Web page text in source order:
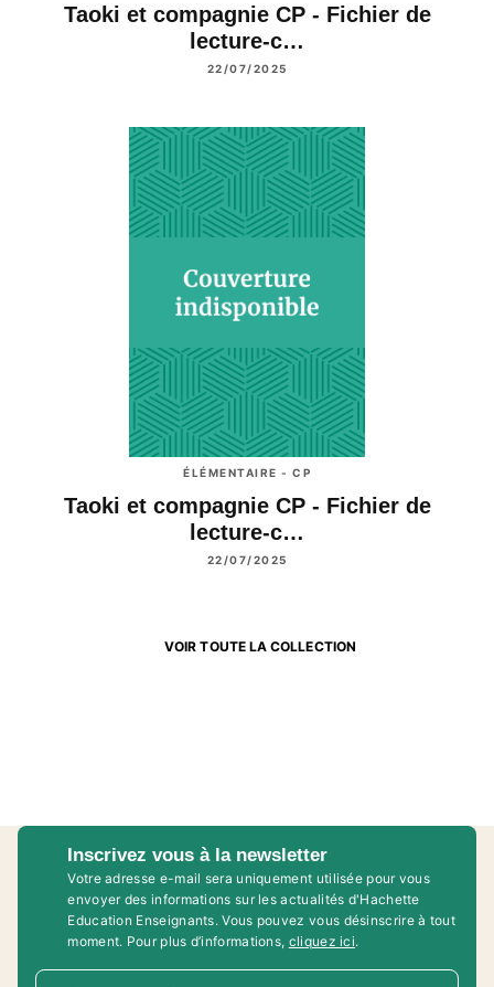
Taoki et compagnie CP - Fichier de
lecture-c…
22/07/2025
ÉLÉMENTAIRE - CP
Taoki et compagnie CP - Fichier de
lecture-c…
22/07/2025
VOIR TOUTE LA COLLECTION
Inscrivez vous à la newsletter
Votre adresse e-mail sera uniquement utilisée pour vous
envoyer des informations sur les actualités d'Hachette
Education Enseignants. Vous pouvez vous désinscrire à tout
moment. Pour plus d’informations, cliquez ici.